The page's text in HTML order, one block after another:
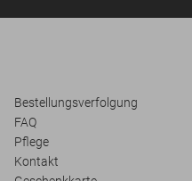
Bestellungsverfolgung
FAQ
Pflege
Kontakt